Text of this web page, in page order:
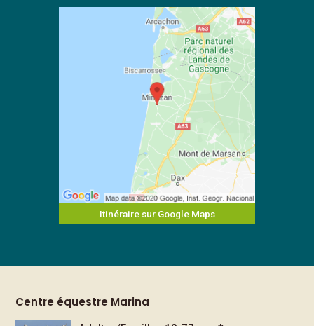
Itinéraire sur Google Maps
Centre équestre Marina